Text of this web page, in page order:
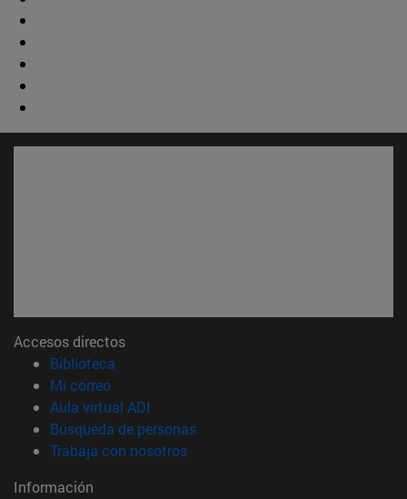
Accesos directos
Biblioteca
Mi correo(abre en nueva ventana)
Aula virtual ADI
Búsqueda de personas(abre en nueva ventana)
Trabaja con nosotros(abre en nueva ventana)
Información